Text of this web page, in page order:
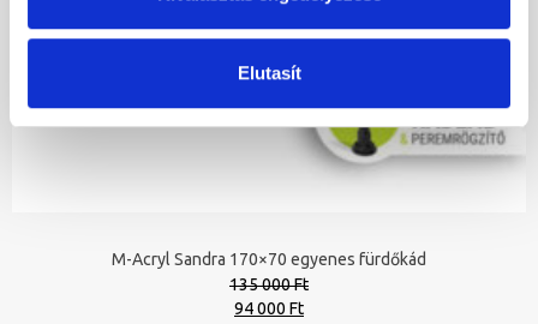
Elutasít
M-Acryl Sandra 170×70 egyenes fürdőkád
135 000 Ft
Original
94 000 FtCurrent